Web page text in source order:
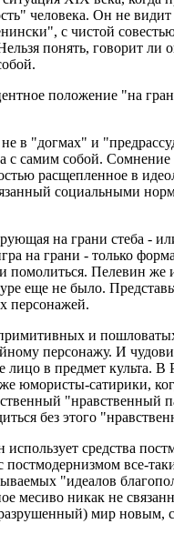
человека. Он не видит
с чистой
понять, говорит ли
положение "на
в "догмах" и
с самим собой. Сомнение
расщепленное в
социальными
на грани стеба -
на грани - только
помолиться. Пелевин же
еще не было.
персонажей.
и
персонажу. И
лицо в предмет культа. В
юмористы-сатирики,
"нравственный
без этого
средства
все-
"идеалов
месиво никак не
мир новым,